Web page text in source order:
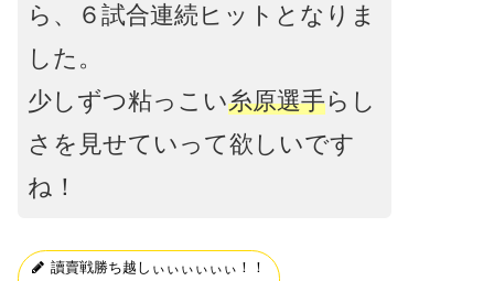
ら、６試合連続ヒットとなりま
した。
少しずつ粘っこい糸原選手らし
さを見せていって欲しいです
ね！
讀賣戦勝ち越しぃぃぃぃぃぃ！！